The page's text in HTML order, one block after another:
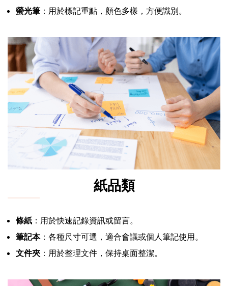
螢光筆 ：用於標記重點，顏色多樣，方便識別。
紙品類
條紙 ：用於快速記錄資訊或留言。
筆記本：各種尺寸可選，適合會議或個人筆記使用。
文件夾 ：用於整理文件，保持桌面整潔。